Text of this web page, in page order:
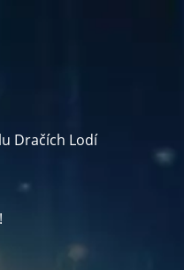
Dračích Lodí